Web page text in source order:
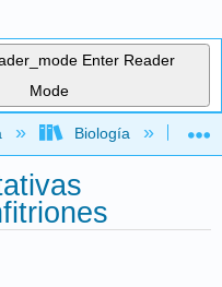
Enter Reader
Mode
global
Biología